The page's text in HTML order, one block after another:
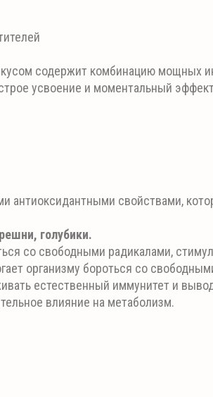
содержит комбинацию мощных
усвоение и моментальный
антиоксидантными свойствами,
голубики.
со свободными радикалами,
организму бороться со
естественный иммунитет и
влияние на метаболизм.